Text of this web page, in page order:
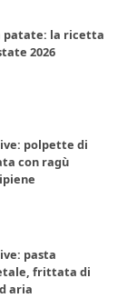
patate: la ricetta
2026
polpette di
con ragù
pasta
frittata di
aria